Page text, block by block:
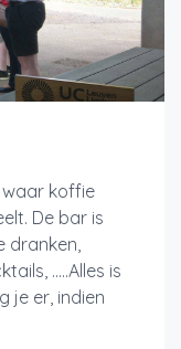
waar koffie
De bar is
dranken,
.....Alles is
je er, indien